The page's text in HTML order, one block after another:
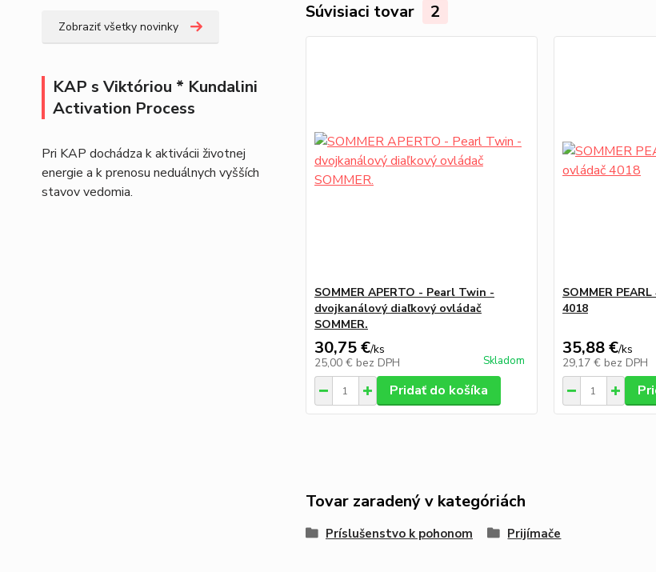
Zobraziť všetky novinky
KAP s Viktóriou * Kundalini
Activation Process
Pri KAP dochádza k aktivácii životnej
energie a k prenosu neduálnych vyšších
stavov vedomia.
Súvisiaci tovar 2
SOMMER APERTO - Pearl Twin -
dvojkanálový diaľkový ovládač
SOMMER.
30,75 €/ks
25,00 € bez DPH Skladom
Pridať do košíka
SOMMER
4018
35,88 €/ks
29,17 € bez DPH
Tovar zaradený v kategóriách
Príslušenstvo k pohonom Prijímače